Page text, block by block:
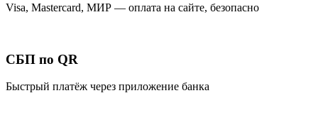
Visa, Mastercard, МИР — оплата на сайте, безопасно
СБП по QR
Быстрый платёж через приложение банка